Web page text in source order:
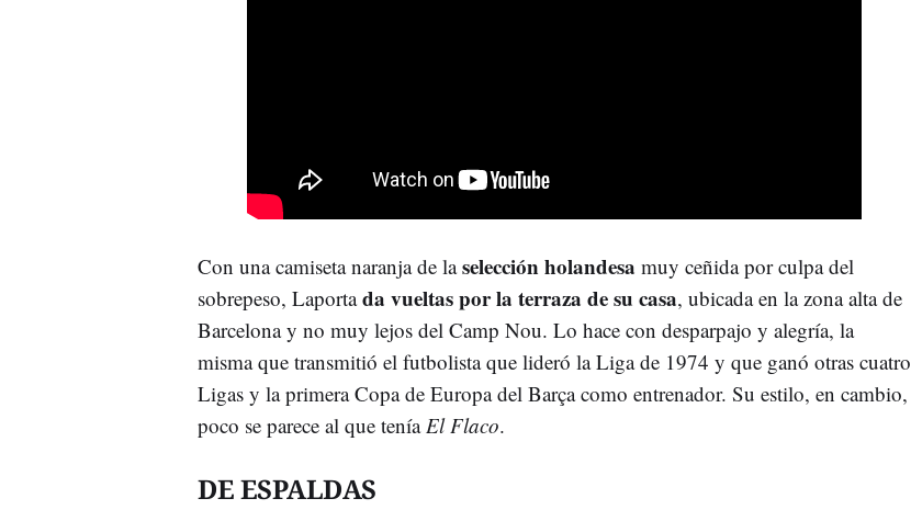
Con una camiseta naranja de laselección holandesa muy ceñida por culpa del
sobrepeso, Laportada vueltas por la terraza de su casa, ubicada en la zona alta de
Barcelona y no muy lejos del Camp Nou. Lo hace con desparpajo y alegría, la
misma que transmitió el futbolista que lideró la Liga de 1974 y que ganó otras cuatro
Ligas y la primera Copa de Europa del Barça como entrenador. Su estilo, en cambio,
poco se parece al que tenía El Flaco.
DE ESPALDAS